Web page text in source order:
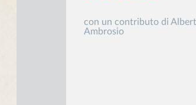
con un contributo di
Ambrosio